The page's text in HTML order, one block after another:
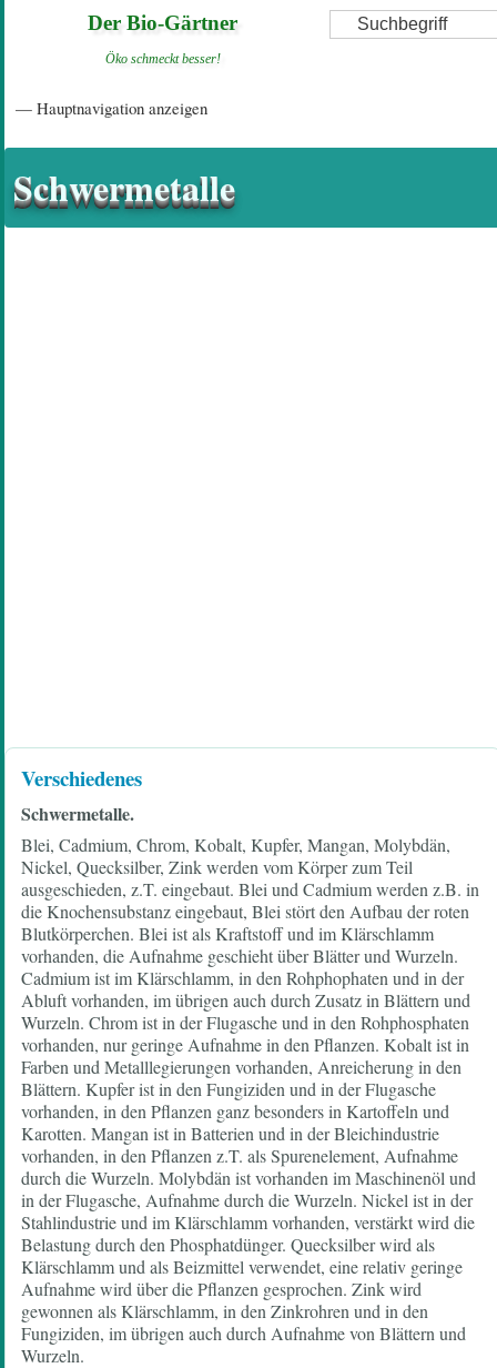
Suche
Der Bio-Gärtner
Öko schmeckt besser!
— Hauptnavigation anzeigen
Schwermetalle
Verschiedenes
Schwermetalle.
Blei, Cadmium, Chrom, Kobalt, Kupfer, Mangan, Molybdän,
Nickel, Quecksilber, Zink werden vom Körper zum Teil
ausgeschieden, z.T. eingebaut. Blei und Cadmium werden z.B. in
die Knochensubstanz eingebaut, Blei stört den Aufbau der roten
Blutkörperchen. Blei ist als Kraftstoff und im Klärschlamm
vorhanden, die Aufnahme geschieht über Blätter und Wurzeln.
Cadmium ist im Klärschlamm, in den Rohphophaten und in der
Abluft vorhanden, im übrigen auch durch Zusatz in Blättern und
Wurzeln. Chrom ist in der Flugasche und in den Rohphosphaten
vorhanden, nur geringe Aufnahme in den Pflanzen. Kobalt ist in
Farben und Metalllegierungen vorhanden, Anreicherung in den
Blättern. Kupfer ist in den Fungiziden und in der Flugasche
vorhanden, in den Pflanzen ganz besonders in Kartoffeln und
Karotten. Mangan ist in Batterien und in der Bleichindustrie
vorhanden, in den Pflanzen z.T. als Spurenelement, Aufnahme
durch die Wurzeln. Molybdän ist vorhanden im Maschinenöl und
in der Flugasche, Aufnahme durch die Wurzeln. Nickel ist in der
Stahlindustrie und im Klärschlamm vorhanden, verstärkt wird die
Belastung durch den Phosphatdünger. Quecksilber wird als
Klärschlamm und als Beizmittel verwendet, eine relativ geringe
Aufnahme wird über die Pflanzen gesprochen. Zink wird
gewonnen als Klärschlamm, in den Zinkrohren und in den
Fungiziden, im übrigen auch durch Aufnahme von Blättern und
Wurzeln.